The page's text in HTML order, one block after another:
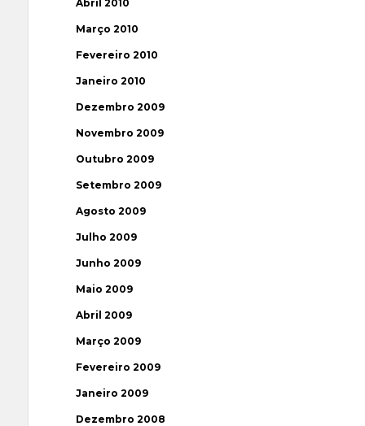
Abril 2010
Março 2010
Fevereiro 2010
Janeiro 2010
Dezembro 2009
Novembro 2009
Outubro 2009
Setembro 2009
Agosto 2009
Julho 2009
Junho 2009
Maio 2009
Abril 2009
Março 2009
Fevereiro 2009
Janeiro 2009
Dezembro 2008